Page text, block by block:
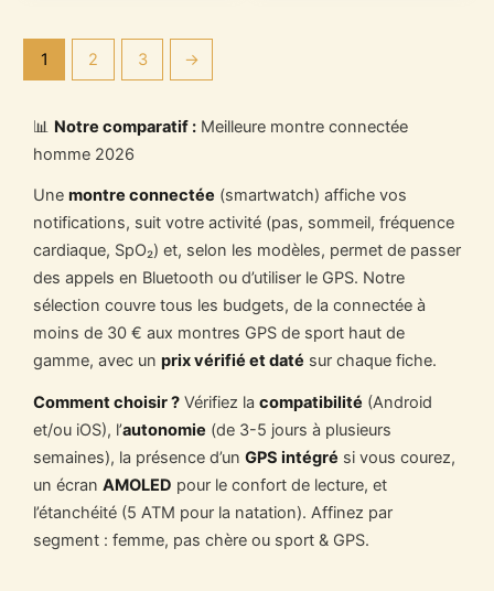
1 2 3 →
📊 Notre comparatif : Meilleure montre connectée
homme 2026
Une montre connectée (smartwatch) affiche vos
notifications, suit votre activité (pas, sommeil, fréquence
cardiaque, SpO₂) et, selon les modèles, permet de passer
des appels en Bluetooth ou d’utiliser le GPS. Notre
sélection couvre tous les budgets, de la connectée à
moins de 30 € aux montres GPS de sport haut de
gamme, avec un prix vérifié et daté sur chaque fiche.
Comment choisir ? Vérifiez la compatibilité (Android
et/ou iOS), l’autonomie (de 3-5 jours à plusieurs
semaines), la présence d’un GPS intégré si vous courez,
un écran AMOLED pour le confort de lecture, et
l’étanchéité (5 ATM pour la natation). Affinez par
segment : femme, pas chère ou sport & GPS.